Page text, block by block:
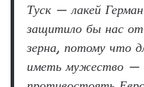
Туск — лакей
защитило бы нас от
зерна, потому что
иметь мужество —